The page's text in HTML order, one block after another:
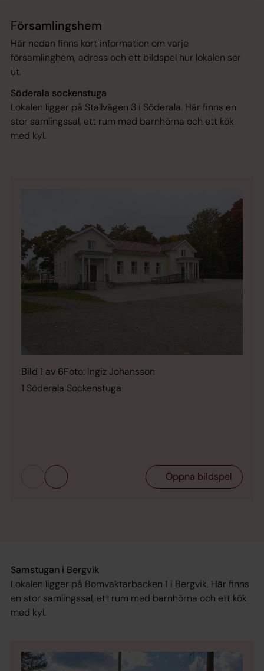
Församlingshem
Här nedan finns kort information om varje
församlinghem, adress och ett bildspel hur lokalen ser
ut.
Söderala sockenstuga
Lokalen ligger på Stallvägen 3 i Söderala. Här finns en
stor samlingssal, ett rum med barnhörna och ett kök
med kyl.
Bild 1 av 6Foto: Ingiz Johansson
1 Söderala Sockenstuga
Öppna bildspel
Samstugan i Bergvik
Lokalen ligger på Bomvaktarbacken 1 i Bergvik. Här finns
en stor samlingssal, ett rum med barnhörna och ett kök
med kyl.